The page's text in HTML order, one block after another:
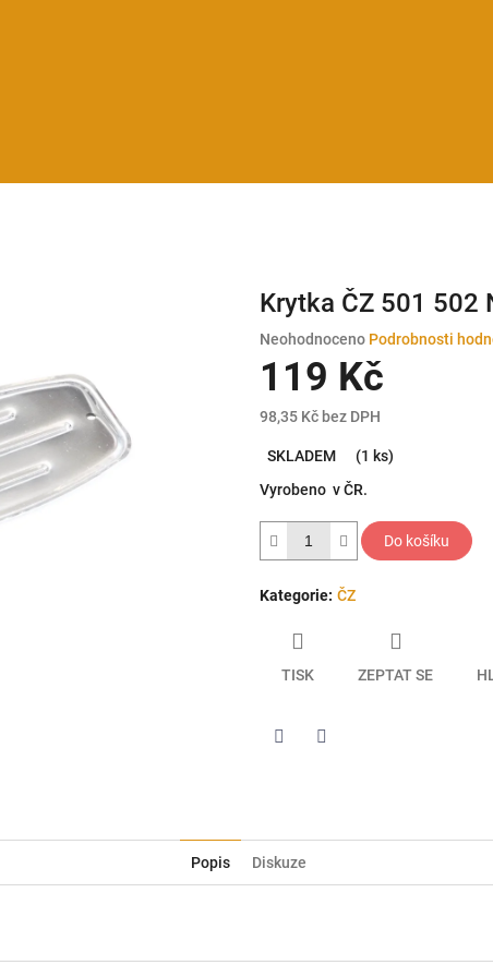
Krytka ČZ 501 502
Průměrné
hodnocení
produktu
0,0
hvězdiček.
Neohodnoceno Podrobnosti
119 Kč
98,35 Kč bez DPH
cena:
SKLADEM
(1 ks)
Vyrobeno v ČR.
Do košíku
Kategorie: ČZ
TISK ZEPTAT SE
Popis Diskuze